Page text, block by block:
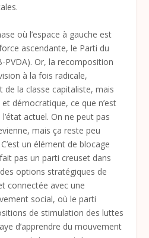
où l’espace à gauche est
ascendante, le Parti du
PVDA). Or, la recomposition
à la fois radicale,
de la classe capitaliste, mais
démocratique, ce que n’est
actuel. On ne peut pas
mais ça reste peu
un élément de blocage
pas un parti creuset dans
options stratégiques de
connectée avec une
social, où le parti
de stimulation des luttes
d’apprendre du mouvement